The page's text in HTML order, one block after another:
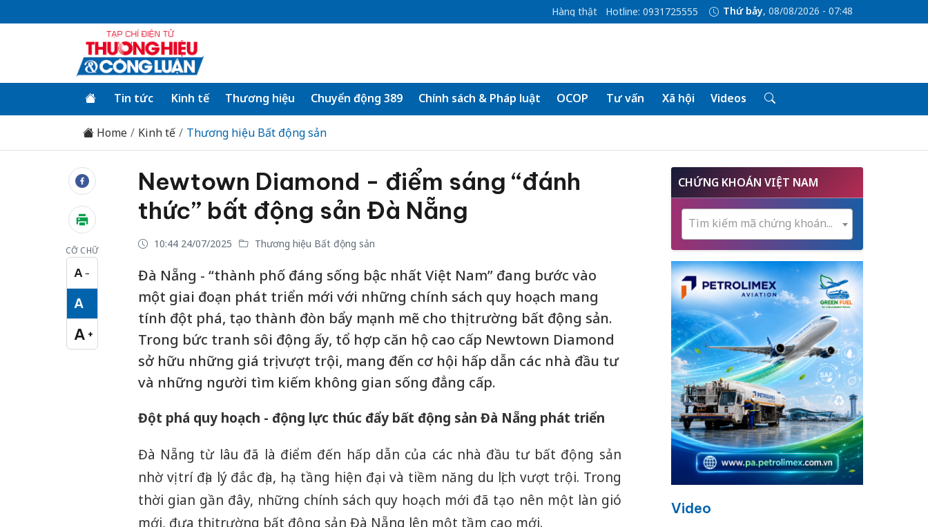
Hàng thật Hotline: 0931725555 Thứ bảy, 08/08/2026 - 07:48
Tin tức Kinh tế Thương hiệu Chuyển động 389 Chính sách & Pháp luật OCOP Tư vấn Xã hội Videos
Home Kinh tế Thương hiệu Bất động sản
CỠ CHỮ
A −
Cỡ chữ nhỏ
A
Cỡ chữ vừa
A +
Cỡ chữ lớn
Newtown Diamond - điểm sáng “đánh
thức” bất động sản Đà Nẵng
10:44 24/07/2025 Thương hiệu Bất động sản
Đà Nẵng - “thành phố đáng sống bậc nhất Việt Nam” đang bước vào
một giai đoạn phát triển mới với những chính sách quy hoạch mang
tính đột phá, tạo thành đòn bẩy mạnh mẽ cho thị trường bất động sản.
Trong bức tranh sôi động ấy, tổ hợp căn hộ cao cấp Newtown Diamond
sở hữu những giá trị vượt trội, mang đến cơ hội hấp dẫn các nhà đầu tư
và những người tìm kiếm không gian sống đẳng cấp.
Đột phá quy hoạch - động lực thúc đẩy bất động sản Đà Nẵng phát triển
Đà Nẵng từ lâu đã là điểm đến hấp dẫn của các nhà đầu tư bất động sản
nhờ vị trí địa lý đắc địa, hạ tầng hiện đại và tiềm năng du lịch vượt trội. Trong
thời gian gần đây, những chính sách quy hoạch mới đã tạo nên một làn gió
mới, đưa thị trường bất động sản Đà Nẵng lên một tầm cao mới.
CHỨNG KHOÁN VIỆT NAM
Tìm kiếm mã chứng khoán...
Video